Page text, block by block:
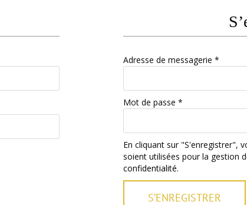
Adresse de messagerie*
Mot de passe*
En cliquant sur "S'enregistrer",
soient utilisées pour la gestion
confidentialité.
S’ENREGISTRER